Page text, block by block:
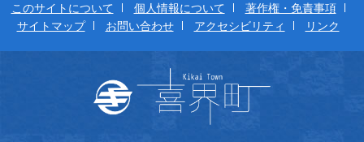
このサイトについて 個人情報について
著作権・免責事項
サイトマップ
お問い合わせ アクセシビリティ リンク